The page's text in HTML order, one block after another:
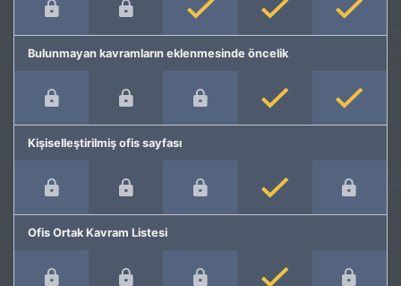
Bulunmayan kavramların eklenmesinde öncelik
Kişiselleştirilmiş ofis sayfası
Ofis Ortak Kavram Listesi